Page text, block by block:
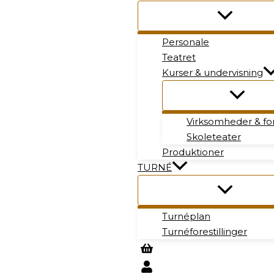
Personale
Teatret
Kurser & undervisning
Virksomheder &
Skoleteater
Produktioner
TURNÉ
Turnéplan
Turnéforestillinger